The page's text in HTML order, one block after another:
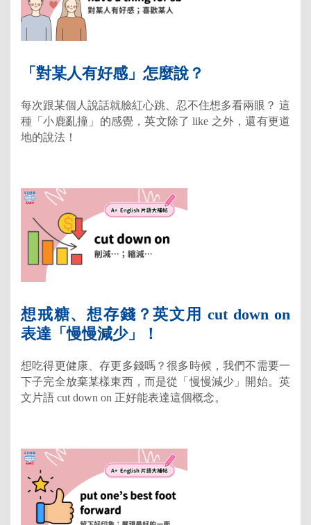
「對某人有好感」怎麼說？
每次跟某個人說話就臉紅心跳、忍不住想多看兩眼？ 這
種「小鹿亂撞」的感覺，英文除了 like 之外，還有更道
地的說法！
想戒糖、想存錢？英文用 cut down on
表達「慢慢減少」！
想吃得更健康、存更多錢嗎？很多時候，我們不需要一
下子完全放棄某樣東西，而是從「慢慢減少」開始。英
文片語 cut down on 正好能表達這個概念。